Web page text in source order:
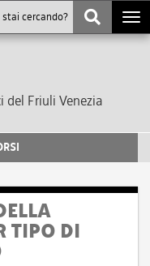
Friuli Venezia
TIPO DI